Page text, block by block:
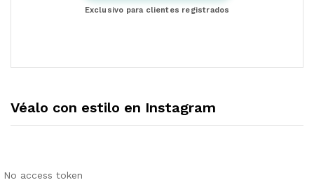
Exclusivo para clientes registrados
Véalo con estilo en Instagram
No access token